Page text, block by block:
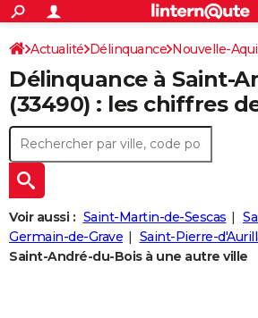
ACTUALITÉS
Politique
Société
Faits Divers
Education
Monde
Villes
+
SPORT
Coupe du monde 2026
Football
Tennis
Cyclisme
Rugby
Forum
Programme TV
TNT
Streaming
Cinéma
Sorties cinéma
Musique
+
FINANCE
Retraite
Impôts
Epargne
Immobilier
Risques naturels par ville
Banque
Assurance
Crédit
AUTO
Essais
Réserver un essai
Citadines
Berlines
SUV
Forum auto
+
HIGH-TECH
Mobiles
Meilleur smartphone
Internet
Ordinateurs
Jeux vidéo
Guide high-tech
+
BRICOLAGE
S'inscrire
Connexion
Actualité Délinquance Nouvelle-
Saint-André-du-Bois
Délinquance à Saint-
(33490) : les chiffres
Voir aussi : Saint-Martin-de-Sescas
Germain-de-Grave
Saint-Pierre-
Saint-André-du-Bois à une autre ville